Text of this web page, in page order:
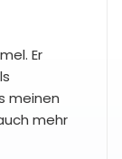
Er
meinen
mehr